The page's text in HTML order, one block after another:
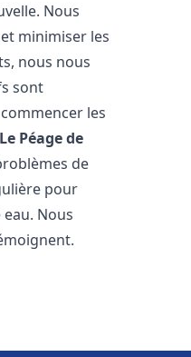
Nous
minimiser les
nous nous
sont
les
Le Péage de
de
pour
Nous